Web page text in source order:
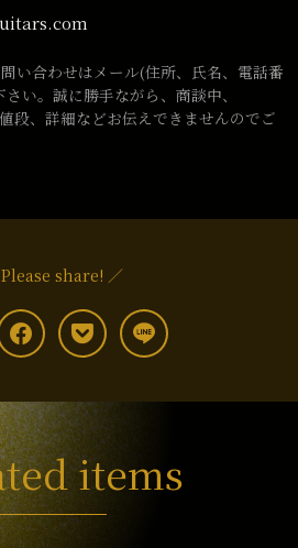
い合わせはメール(住所、氏名、電話番
い。誠に勝手ながら、商談中、
段、詳細などお伝えできませんのでご
share! ／
items